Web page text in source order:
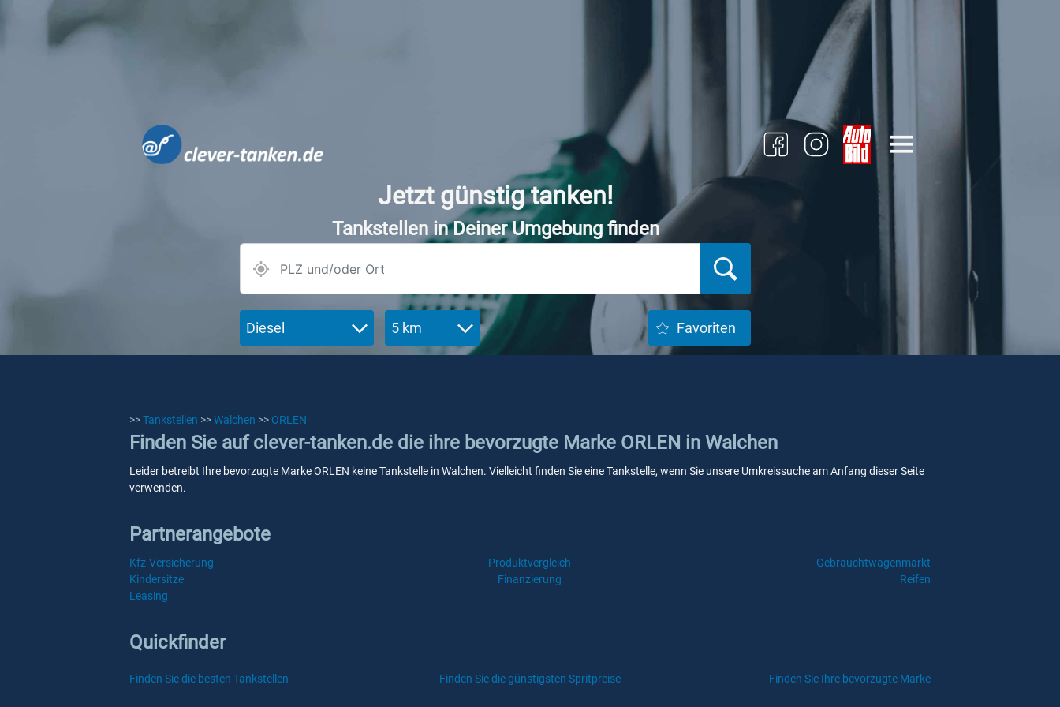
Jetzt günstig tanken!
Tankstellen in Deiner Umgebung finden
Diesel 5 km Favoriten
>>Tankstellen >>Walchen >> ORLEN
Finden Sie auf clever-tanken.de die ihre bevorzugte Marke ORLEN in Walchen
Leider betreibt Ihre bevorzugte Marke ORLEN keine Tankstelle in Walchen. Vielleicht finden Sie eine Tankstelle, wenn Sie unsere Umkreissuche am Anfang dieser Seite
verwenden.
Partnerangebote
Kfz-Versicherung Produktvergleich
Gebrauchtwagenmarkt
Kindersitze
Finanzierung
Reifen
Leasing
Quickfinder
Finden Sie die besten Tankstellen Finden Sie die günstigsten Spritpreise Finden Sie Ihre bevorzugte Marke